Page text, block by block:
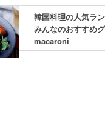
韓国料理の人気ラ
みんなのおすすめ
macaroni